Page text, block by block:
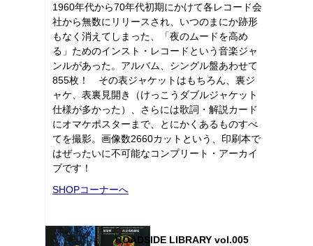
1960年代から70年代初期にかけて各レコード会
社から無数にリリースされ、いつのまにか跡形
もなく消えてしまった、「夜のムードを高め
る」ためのインスト・レコードという音楽ジャ
ンルがあった。アルバム、シングル盤あわせて
855枚！ その表ジャケットはもちろん、裏ジ
ャケ、表裏見開き（けっこうダブルジャケット
仕様が多かった）、さらには歌詞・解説カード
にオマケポスターまで、とにかくあるものすべ
てを撮影。画像数2660カットという、印刷本で
はぜったいに不可能なコンプリート・アーカイ
ブです！
SHOPコーナーへ
ROADSIDE LIBRARY vol.005